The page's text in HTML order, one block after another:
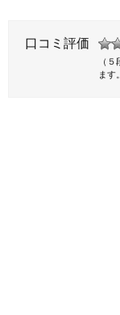
口コミ評価
（
ます